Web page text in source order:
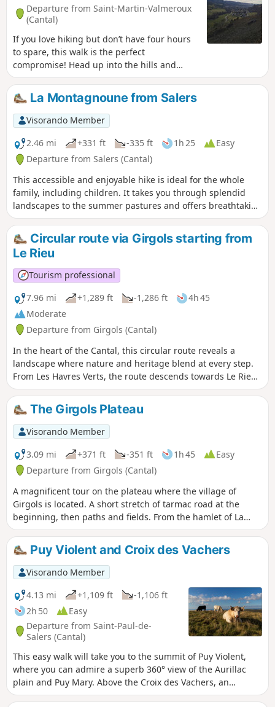
Departure from Saint-Martin-Valmeroux
(Cantal)
If you love hiking but don’t have four hours
to spare, this walk is the perfect
compromise! Head up into the hills and
explore Saint-Martin-Valmeroux by following
the local footpaths. You can enjoy beautiful
views of the valley and discover the region’s
landscapes at your own pace. A lovely
opportunity to take a peaceful stroll, with
family or on your own, and savour the
natural, tranquil atmosphere of the area. It’s
a lovely route that combines peace and
nature, with a few technical sections only in
the first part, but ideal for hiking enthusiasts
La Montagnoune from Salers
Visorando Member
2.46 mi
+331 ft -335 ft 1h 25
Easy
Departure from Salers (Cantal)
This accessible and enjoyable hike is ideal for the whole
family, including children. It takes you through splendid
landscapes to the summer pastures and offers breathtaking
views of the burons, evidence of a mountain tradition that is
still very much alive. A great opportunity to enjoy nature
while discovering the authenticity of this region. A beautiful
circular route that combines nature, heritage and
breathtaking views.
Circular route via Girgols starting from
Le Rieu
Tourism professional
7.96 mi
+1,289 ft -1,286 ft
4h 45
Moderate
Departure from Girgols (Cantal)
In the heart of the Cantal, this circular route reveals a
landscape where nature and heritage blend at every step.
From Les Havres Verts, the route descends towards Le Rieu
before following the Doire along its shaded banks. The path
climbs through the forest and, from an isolated barn, offers
a beautiful view of the valley. You then pass through quiet
hamlets (La Blatte, Labastide, Soulage) that bear witness to
a preserved rural way of life. At La Blatte, an old castle
invites you to take a break. Its owner, who is there in spring
and summer, is happy to act as a guardian of the site’s
history. The route reaches its highest point at Girgols, a
charming village where the church and the old wash house
are well worth a stop. The return route takes you across the
plateau and through the forest, with a stop at the Blatte
waterfall (more lively in spring than in summer). You then
head for the banks of the Doire to make a leisurely return to
the start. An accessible, varied and authentic walk, ideal for
discovering the Cantal off the beaten track.
The Girgols Plateau
Visorando Member
3.09 mi
+371 ft -351 ft 1h 45
Easy
Departure from Girgols (Cantal)
A magnificent tour on the plateau where the village of
Girgols is located. A short stretch of tarmac road at the
beginning, then paths and fields. From the hamlet of La
Bastide, you are in a wild, solitary and magnificent world.
Puy Violent and Croix des Vachers
Visorando Member
4.13 mi
+1,109 ft
-1,106 ft
2h 50
Easy
Departure from Saint-Paul-de-
Salers (Cantal)
This easy walk will take you to the summit of Puy Violent,
where you can admire a superb 360° view of the Aurillac
plain and Puy Mary. Above the Croix des Vachers, an
orientation table will tell you the name of each peak.